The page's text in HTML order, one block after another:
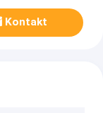
Kontakt